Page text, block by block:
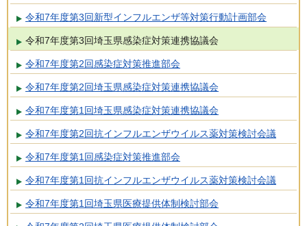
令和7年度第3回新型インフルエンザ等対策行動計画部会
令和7年度第3回埼玉県感染症対策連携協議会
令和7年度第2回感染症対策推進部会
令和7年度第2回埼玉県感染症対策連携協議会
令和7年度第1回埼玉県感染症対策連携協議会
令和7年度第2回抗インフルエンザウイルス薬対策検討会議
令和7年度第1回感染症対策推進部会
令和7年度第1回抗インフルエンザウイルス薬対策検討会議
令和7年度第1回埼玉県医療提供体制検討部会